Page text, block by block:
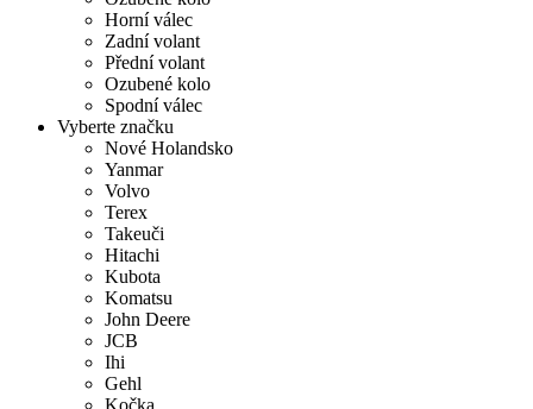
Horní válec
Zadní volant
Přední volant
Ozubené kolo
Spodní válec
Vyberte značku
Nové Holandsko
Yanmar
Volvo
Terex
Takeuči
Hitachi
Kubota
Komatsu
John Deere
JCB
Ihi
Gehl
Kočka